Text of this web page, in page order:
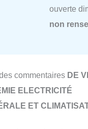
ouverte
non
commentaires DE
ELECTRICITÉ
ET